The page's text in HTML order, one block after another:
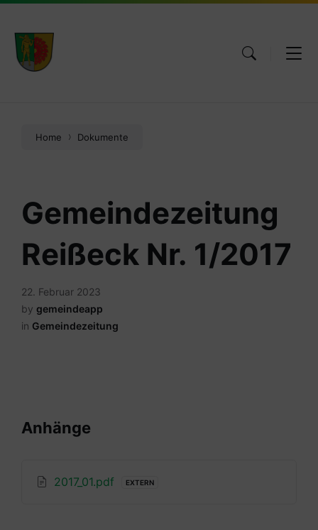
Skip
content
Skip
main
navigation
Skip
footer
Home Dokumente
Gemeindezeitung
Reißeck Nr. 1/2017
22. Februar 2023
by gemeindeapp
in Gemeindezeitung
Anhänge
2017_01.pdf EXTERN